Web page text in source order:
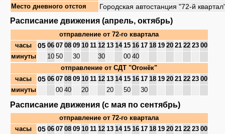
Место дневного отстоя Городская автостанция "72-й
Расписание движения (апрель, октябрь)
отправление от 72-го квартала
часы
05 06 07 08 09 10 11 12 13 14 15 16 17 18 19 20 21 22 23 00
минуты
10 50 30 30 00 40
отправление от СДТ "Огонёк"
часы
05 06 07 08 09 10 11 12 13 14 15 16 17 18 19 20 21 22 23 00
минуты
00 40 20 20 50 30
Расписание движения (с мая по сентябрь)
отправление от 72-го квартала
часы
05 06 07 08 09 10 11 12 13 14 15 16 17 18 19 20 21 22 23 00